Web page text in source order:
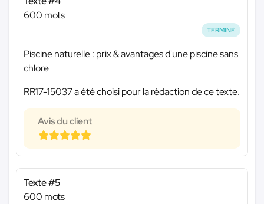
600 mots
TERMINÉ
Piscine naturelle : prix & avantages d'une piscine sans
chlore
RR17-15037 a été choisi pour la rédaction de ce texte.
Avis du client
Texte #5
600 mots